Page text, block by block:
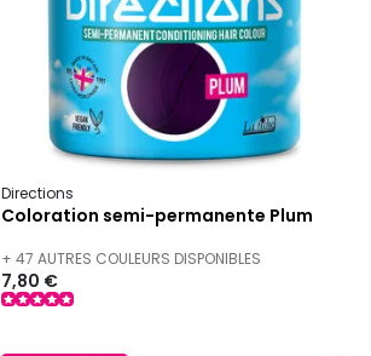
Directions
Coloration semi-permanente Plum
+ 47 AUTRES COULEURS DISPONIBLES
7,80 €